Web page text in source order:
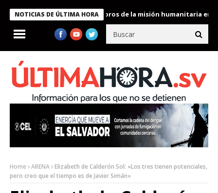
NOTICIAS DE ÚLTIMA HORA
Bukele condecora a miembros de la misión humanitaria enviada
Home ARENA Elizabeth de Calderón Sol: «Los tres tienen potenciales,
pero creo que el tiempo es de Javier Simán»